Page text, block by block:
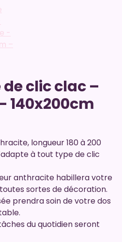
de clic clac –
140x200cm
longueur 180 à 200
à tout type de clic
anthracite habillera votre
sortes de décoration.
prendra soin de votre dos
du quotidien seront